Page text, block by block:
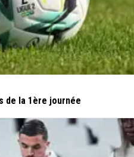
de la 1ère journée